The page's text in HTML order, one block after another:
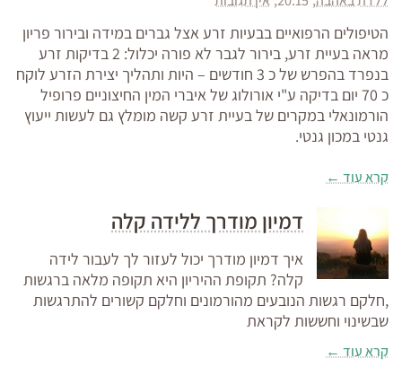
הטיפולים הרפואיים בבעיות זרע אצל גברים במידה ובירור פריון
מראה בעיית זרע, בירור לגבר לא פורה יכלול: 2 בדיקות זרע
בנפרד בהפרש של כ 3 חודשים – היות ותהליך יצירת הזרע לוקח
כ 70 יום בדיקה ע"י אורולוג של איברי המין החיצוניים פרופיל
הורמונאלי במקרים של בעיית זרע קשה מומלץ גם לעשות ייעוץ
גנטי במכון גנטי.
קרא עוד ←
דמיון מודרך ללידה קלה
איך דמיון מודרך יכול לעזור לך לעבור לידה
קלה? תקופת ההיריון היא תקופה מלאה ברגשות
,חלקם רגשות הנובעים מהורמונים וחלקם קשורים להתרגשות
שבשינוי וחששות לקראת
קרא עוד ←